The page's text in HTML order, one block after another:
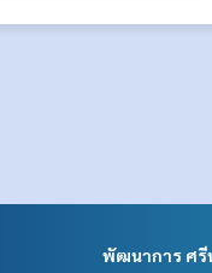
พัฒนาการ ศรี